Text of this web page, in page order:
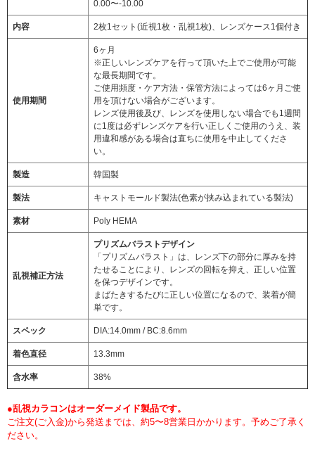
0.00〜-10.00
内容 2枚1セット(近視1枚・乱視1枚)、レンズケース1個付き
使用期間
6ヶ月
※正しいレンズケアを行って頂いた上でご使用が可能
な最長期間です。
ご使用頻度・ケア方法・保管方法によっては6ヶ月ご使
用を頂けない場合がございます。
レンズ使用後及び、レンズを使用しない場合でも1週間
に1度は必ずレンズケアを行い正しくご使用のうえ、装
用違和感がある場合は直ちに使用を中止してくださ
い。
製造 韓国製
製法 キャストモールド製法(色素が挟み込まれている製法)
素材 Poly HEMA
乱視補正方法
プリズムバラストデザイン
「プリズムバラスト」は、レンズ下の部分に厚みを持
たせることにより、レンズの回転を抑え、正しい位置
を保つデザインです。
まばたきするたびに正しい位置になるので、装着が簡
単です。
スペック DIA:14.0mm / BC:8.6mm
着色直径 13.3mm
含水率 38%
●乱視カラコンはオーダーメイド製品です。
ご注文(ご入金)から発送までは、約5〜8営業日かかります。予めご了承く
ださい。